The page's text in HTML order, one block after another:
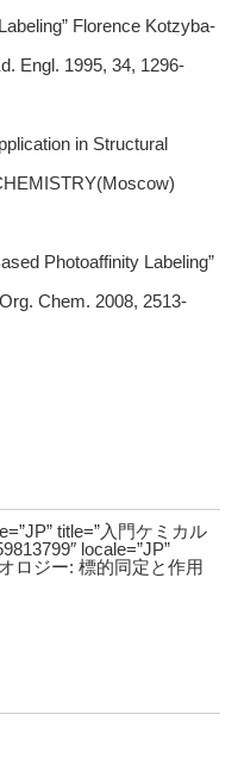
Florence Kotzyba-
Engl. 1995, 34, 1296-
in Structural
Photoaffinity Labeling”
Chem. 2008, 2513-
title=”入門ケミカル
locale=”JP”
ロジー: 標的同定と作用